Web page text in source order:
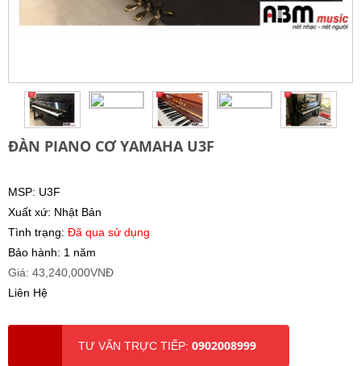
ĐÀN PIANO CƠ YAMAHA U3F
MSP: U3F
Xuất xứ: Nhật Bản
Tình trạng: Đã qua sử dụng
Bảo hành: 1 năm
Giá: 43,240,000VNĐ
Liên Hệ
TƯ VẤN TRỰC TIẾP: 0902008999